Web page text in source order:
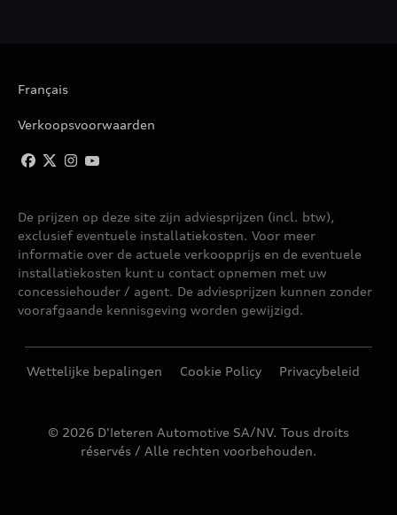
A6 AVANT
A6 AVANT E-TRON
A6 BERLINE
A6 SPORTBACK E-TRON
A7 SPORTBACK
A8
Français
Verkoopsvoorwaarden
De prijzen op deze site zijn adviesprijzen (incl. btw),
exclusief eventuele installatiekosten. Voor meer
informatie over de actuele verkoopprijs en de eventuele
installatiekosten kunt u contact opnemen met uw
concessiehouder / agent. De adviesprijzen kunnen zonder
voorafgaande kennisgeving worden gewijzigd.
Wettelijke bepalingen Cookie Policy Privacybeleid
© 2026 D'Ieteren Automotive SA/NV. Tous droits
réservés / Alle rechten voorbehouden.